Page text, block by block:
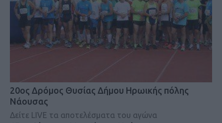
20ος Δρόμος Θυσίας Δήμου Ηρωικής πόλης
Νάουσας
Δείτε LIVE τα αποτελέσματα του αγώνα